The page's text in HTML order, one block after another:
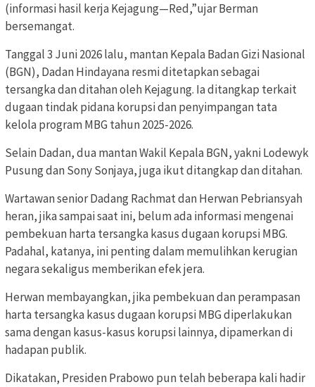
(informasi hasil kerja Kejagung—Red,”ujar Berman
bersemangat.
Tanggal 3 Juni 2026 lalu, mantan Kepala Badan Gizi Nasional
(BGN), Dadan Hindayana resmi ditetapkan sebagai
tersangka dan ditahan oleh Kejagung. Ia ditangkap terkait
dugaan tindak pidana korupsi dan penyimpangan tata
kelola program MBG tahun 2025-2026.
Selain Dadan, dua mantan Wakil Kepala BGN, yakni Lodewyk
Pusung dan Sony Sonjaya, juga ikut ditangkap dan ditahan.
Wartawan senior Dadang Rachmat dan Herwan Pebriansyah
heran, jika sampai saat ini, belum ada informasi mengenai
pembekuan harta tersangka kasus dugaan korupsi MBG.
Padahal, katanya, ini penting dalam memulihkan kerugian
negara sekaligus memberikan efek jera.
Herwan membayangkan, jika pembekuan dan perampasan
harta tersangka kasus dugaan korupsi MBG diperlakukan
sama dengan kasus-kasus korupsi lainnya, dipamerkan di
hadapan publik.
Dikatakan, Presiden Prabowo pun telah beberapa kali hadir